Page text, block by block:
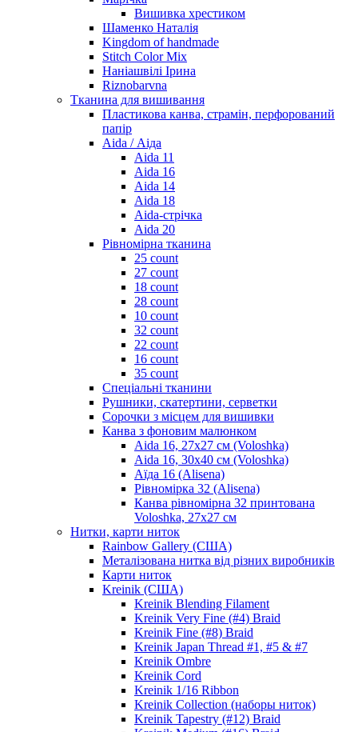
Вишивка хрестиком
Шаменко Наталія
Kingdom of handmade
Stitch Color Mix
Наніашвілі Ірина
Riznobarvna
Тканина для вишивання
Пластикова канва, страмін, перфорований
папір
Aida / Аіда
Aida 11
Aida 16
Aida 14
Aida 18
Aida-стрічка
Aida 20
Рівномірна тканина
25 count
27 count
18 count
28 count
10 count
32 count
22 count
16 count
35 count
Спеціальні тканини
Рушники, скатертини, серветки
Сорочки з місцем для вишивки
Канва з фоновим малюнком
Aida 16, 27х27 см (Voloshka)
Aida 16, 30х40 см (Voloshka)
Аїда 16 (Alisena)
Рівномірка 32 (Alisena)
Канва рівномірна 32 принтована
Voloshka, 27х27 см
Нитки, карти ниток
Rainbow Gallery (США)
Металізована нитка від різних виробників
Карти ниток
Kreinik (США)
Kreinik Blending Filament
Kreinik Very Fine (#4) Braid
Kreinik Fine (#8) Braid
Kreinik Japan Thread #1, #5 & #7
Kreinik Ombre
Kreinik Cord
Kreinik 1/16 Ribbon
Kreinik Collection (наборы ниток)
Kreinik Tapestry (#12) Braid